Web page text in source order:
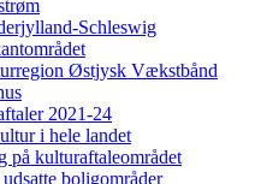
Schleswig
Østjysk Vækstbånd
2021-24
i hele landet
på kulturaftaleområdet
boligområder